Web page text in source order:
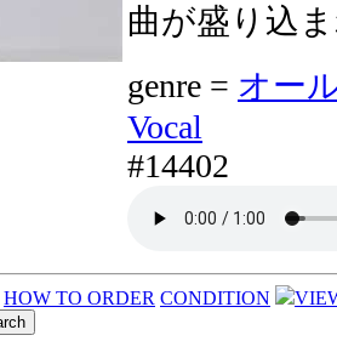
曲が盛り込
genre = オー
Vocal
#14402
HOW TO ORDER CONDITION